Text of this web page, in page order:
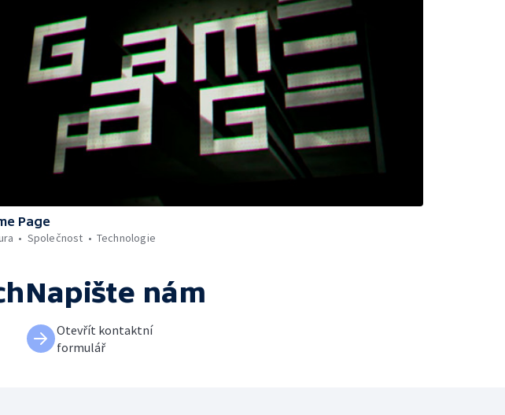
Page
Společnost Technologie
Napište nám
Otevřít kontaktní
formulář